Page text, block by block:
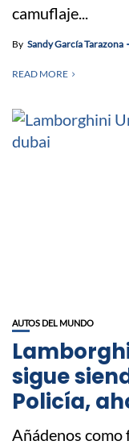
camuflaje...
By Sandy García Tarazona
READ MORE
AUTOS DEL MUNDO
sigue
Policía,
Añádenos como